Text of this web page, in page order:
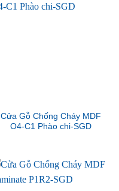
Cửa Gỗ Chống Cháy MDF
O4-C1 Phào chi-SGD